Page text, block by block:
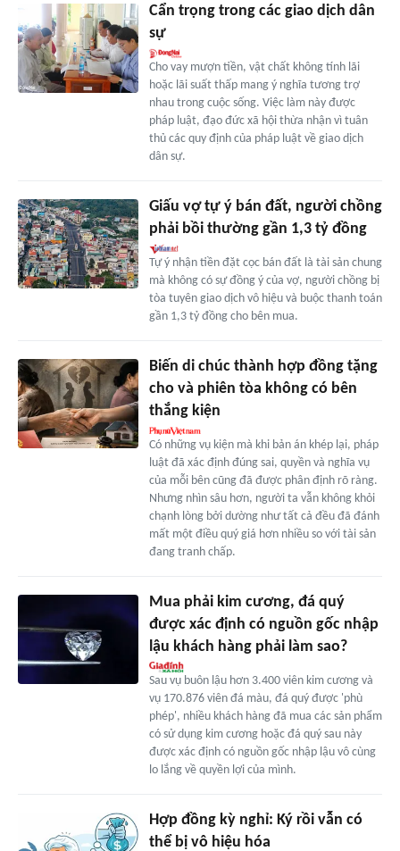
Cẩn trọng trong các giao dịch dân
sự
Cho vay mượn tiền, vật chất không tính lãi
hoặc lãi suất thấp mang ý nghĩa tương trợ
nhau trong cuộc sống. Việc làm này được
pháp luật, đạo đức xã hội thừa nhận vì tuân
thủ các quy định của pháp luật về giao dịch
dân sự.
Giấu vợ tự ý bán đất, người chồng
phải bồi thường gần 1,3 tỷ đồng
Tự ý nhận tiền đặt cọc bán đất là tài sản chung
mà không có sự đồng ý của vợ, người chồng bị
tòa tuyên giao dịch vô hiệu và buộc thanh toán
gần 1,3 tỷ đồng cho bên mua.
Biến di chúc thành hợp đồng tặng
cho và phiên tòa không có bên
thắng kiện
Có những vụ kiện mà khi bản án khép lại, pháp
luật đã xác định đúng sai, quyền và nghĩa vụ
của mỗi bên cũng đã được phân định rõ ràng.
Nhưng nhìn sâu hơn, người ta vẫn không khỏi
chạnh lòng bởi dường như tất cả đều đã đánh
mất một điều quý giá hơn nhiều so với tài sản
đang tranh chấp.
Mua phải kim cương, đá quý
được xác định có nguồn gốc nhập
lậu khách hàng phải làm sao?
Sau vụ buôn lậu hơn 3.400 viên kim cương và
vụ 170.876 viên đá màu, đá quý được 'phù
phép', nhiều khách hàng đã mua các sản phẩm
có sử dụng kim cương hoặc đá quý sau này
được xác định có nguồn gốc nhập lậu vô cùng
lo lắng về quyền lợi của mình.
Hợp đồng kỳ nghỉ: Ký rồi vẫn có
thể bị vô hiệu hóa